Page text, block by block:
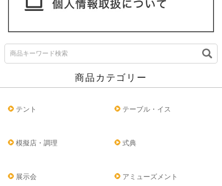
商品カテゴリー
テント テーブル・イス
模擬店・調理 式典
展示会 アミューズメント